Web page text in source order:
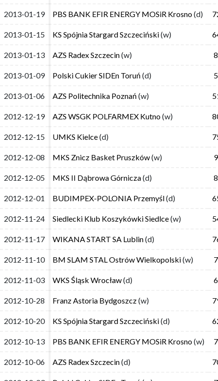
2013-01-19 PBS BANK EFIR ENERGY MOSiR Krosno(d)
2013-01-15 KS Spójnia Stargard Szczeciński(w)
2013-01-13 AZS Radex Szczecin(w)
2013-01-09 Polski Cukier SIDEn Toruń (d)
2013-01-06 AZS Politechnika Poznań (w)
2012-12-19 AZS WSGK POLFARMEX Kutno(w)
2012-12-15 UMKS Kielce(d)
2012-12-08 MKS Znicz Basket Pruszków(w)
2012-12-05 MKS II Dąbrowa Górnicza(d)
2012-12-01 BUDIMPEX-POLONIA Przemyśl(d)
2012-11-24 Siedlecki Klub Koszykówki Siedlce(w)
2012-11-17 WIKANA START SA Lublin(d)
2012-11-10 BM SLAM STAL Ostrów Wielkopolski(w)
2012-11-03 WKS Śląsk Wrocław(d)
2012-10-28 Franz Astoria Bydgoszcz(w)
2012-10-20 KS Spójnia Stargard Szczeciński(d)
2012-10-13 PBS BANK EFIR ENERGY MOSiR Krosno(w)
2012-10-06 AZS Radex Szczecin(d)
2013-01-19 PBS BANK EFIR ENERGY MOSiR Krosno(d)
2013-01-15 KS Spójnia Stargard Szczeciński(w)
2013-01-13 AZS Radex Szczecin(w)
2013-01-09 Polski Cukier SIDEn Toruń (d)
2013-01-06 AZS Politechnika Poznań (w)
2012-12-19 AZS WSGK POLFARMEX Kutno(w)
2012-12-15 UMKS Kielce(d)
2012-12-08 MKS Znicz Basket Pruszków(w)
2012-12-05 MKS II Dąbrowa Górnicza(d)
2012-12-01 BUDIMPEX-POLONIA Przemyśl(d)
2012-11-24 Siedlecki Klub Koszykówki Siedlce(w)
2012-11-17 WIKANA START SA Lublin(d)
2012-11-10 BM SLAM STAL Ostrów Wielkopolski(w)
2012-11-03 WKS Śląsk Wrocław(d)
2012-10-28 Franz Astoria Bydgoszcz(w)
2012-10-20 KS Spójnia Stargard Szczeciński(d)
2012-10-13 PBS BANK EFIR ENERGY MOSiR Krosno(w)
2012-10-06 AZS Radex Szczecin(d)